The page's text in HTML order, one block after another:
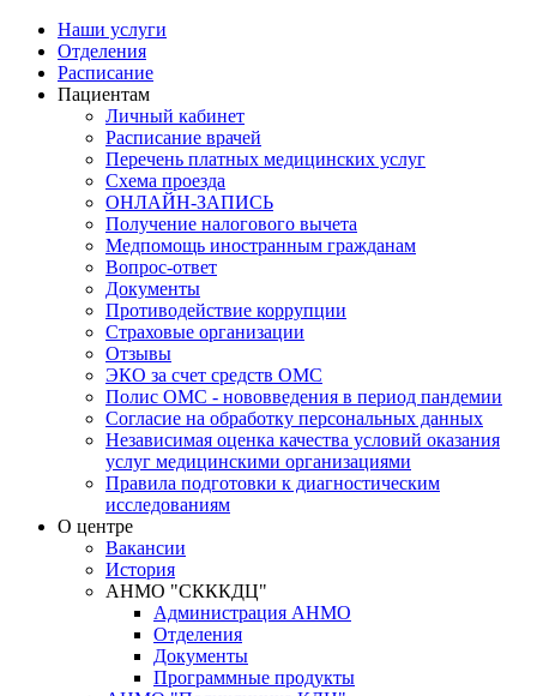
Наши услуги
Отделения
Расписание
Пациентам
Личный кабинет
Расписание врачей
Перечень платных медицинских услуг
Схема проезда
ОНЛАЙН-ЗАПИСЬ
Получение налогового вычета
Медпомощь иностранным гражданам
Вопрос-ответ
Документы
Противодействие коррупции
Страховые организации
Отзывы
ЭКО за счет средств ОМС
Полис ОМС - нововведения в период пандемии
Согласие на обработку персональных данных
Независимая оценка качества условий оказания
услуг медицинскими организациями
Правила подготовки к диагностическим
исследованиям
О центре
Вакансии
История
АНМО "СКККДЦ"
Администрация АНМО
Отделения
Документы
Программные продукты